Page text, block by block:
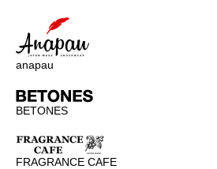
anapau
BETONES
FRAGRANCE CAFE